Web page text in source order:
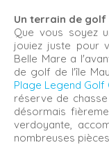
Un terrain de
Que vous soyez
jouiez juste pour
Belle Mare a
de golf de l'île
Plage Legend Golf
réserve de
désormais
verdoyante,
nombreuses